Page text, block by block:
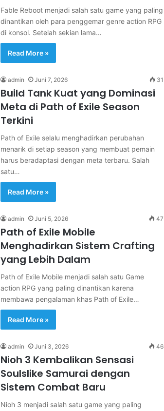
Fable Reboot menjadi salah satu game yang paling
dinantikan oleh para penggemar genre action RPG
di konsol. Setelah sekian lama…
Read More »
admin Juni 7, 2026 31
Build Tank Kuat yang Dominasi
Meta di Path of Exile Season
Terkini
Path of Exile selalu menghadirkan perubahan
menarik di setiap season yang membuat pemain
harus beradaptasi dengan meta terbaru. Salah
satu…
Read More »
admin Juni 5, 2026 47
Path of Exile Mobile
Menghadirkan Sistem Crafting
yang Lebih Dalam
Path of Exile Mobile menjadi salah satu Game
action RPG yang paling dinantikan karena
membawa pengalaman khas Path of Exile…
Read More »
admin Juni 3, 2026 46
Nioh 3 Kembalikan Sensasi
Soulslike Samurai dengan
Sistem Combat Baru
Nioh 3 menjadi salah satu game yang paling